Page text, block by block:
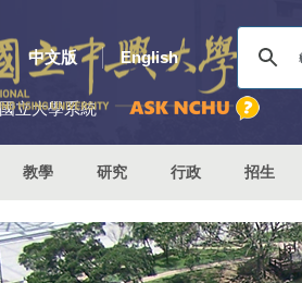
中文版 English
立大學系統
教學 研究 行政 招生